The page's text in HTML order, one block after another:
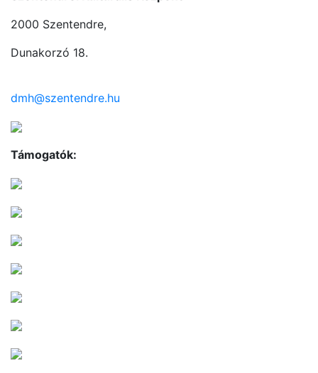
2000 Szentendre,
Dunakorzó 18.
dmh@szentendre.hu
Támogatók: